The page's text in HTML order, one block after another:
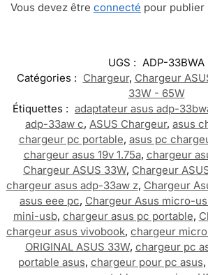
Vous devez être connecté pour publier
UGS : ADP-33BWA
Catégories : Chargeur, Chargeur
33W - 65W
Étiquettes : adaptateur asus adp-
adp-33aw c, ASUS Chargeur, asus
chargeur pc portable, asus pc
chargeur asus 19v 1.75a, chargeur
Chargeur ASUS 33W, Chargeur
chargeur asus adp-33aw z, Chargeur
asus eee pc, Chargeur Asus micro-
mini-usb, chargeur asus pc portable,
chargeur asus vivobook, chargeur
ORIGINAL ASUS 33W, chargeur pc
portable asus, chargeur pour pc asus,